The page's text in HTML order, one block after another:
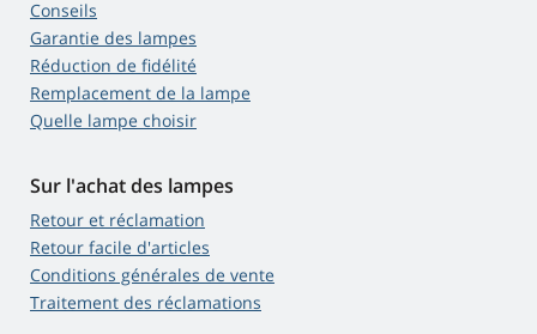
Conseils
Garantie des lampes
Réduction de fidélité
Remplacement de la lampe
Quelle lampe choisir
Sur l'achat des lampes
Retour et réclamation
Retour facile d'articles
Conditions générales de vente
Traitement des réclamations